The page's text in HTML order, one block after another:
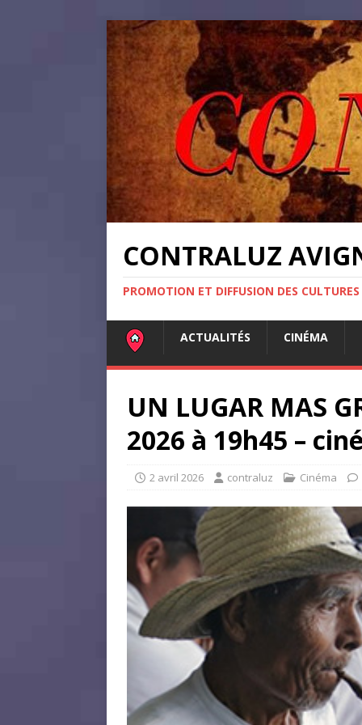
CONTRALUZ
PROMOTION ET DIFFUSION DES
ACTUALITÉS CINÉMA
UN LUGAR MAS
2026 à 19h45 –
2 avril 2026 contraluz Cinéma